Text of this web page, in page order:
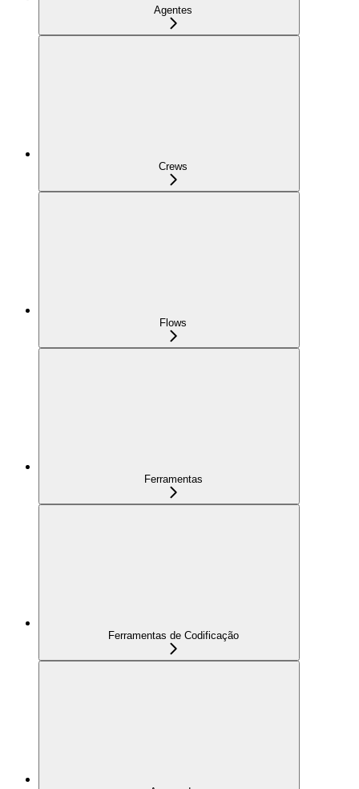
Agentes
Crews
Flows
Ferramentas
Ferramentas de Codificação